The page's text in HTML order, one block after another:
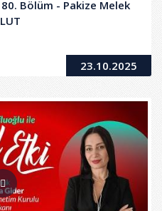
Bölüm - Pakize Melek
23.10.2025